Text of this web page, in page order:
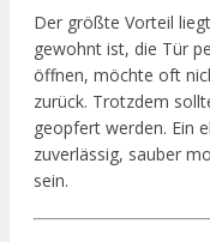
Der größte Vorteil
gewohnt ist, die Tür
öffnen, möchte oft
zurück. Trotzdem
geopfert werden. Ein
zuverlässig, sauber
sein.